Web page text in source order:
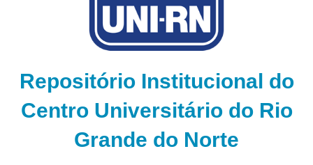
Repositório Institucional do
Centro Universitário do Rio
Grande do Norte